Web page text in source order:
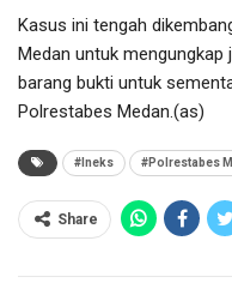
Kasus ini tengah
Medan untuk mengungkap
barang bukti untuk
Polrestabes Medan.(as)
#Ineks #Polrestabes
Share